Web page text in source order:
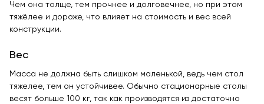
Чем она толще, тем прочнее и долговечнее, но при этом
тяжёлее и дороже, что влияет на стоимость и вес всей
конструкции.
Вес
Масса не должна быть слишком маленькой, ведь чем стол
тяжелее, тем он устойчивее. Обычно стационарные столы
весят больше 100 кг, так как производятся из достаточно